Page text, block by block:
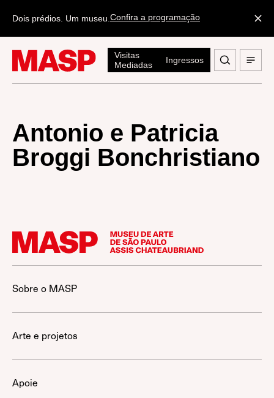
Dois prédios. Um museu. Confira a programação
Visitas
Mediadas
Ingressos
Antonio e Patricia
Broggi Bonchristiano
Sobre o MASP
Arte e projetos
Apoie